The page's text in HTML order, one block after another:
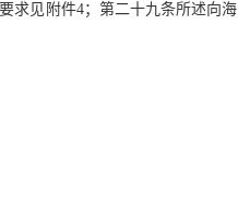
求见附件4；第二十九条所述向海